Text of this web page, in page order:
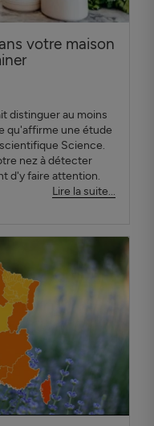
votre maison
distinguer au moins
qu'affirme une étude
Science.
nez à détecter
d'y faire attention.
Lire la suite...